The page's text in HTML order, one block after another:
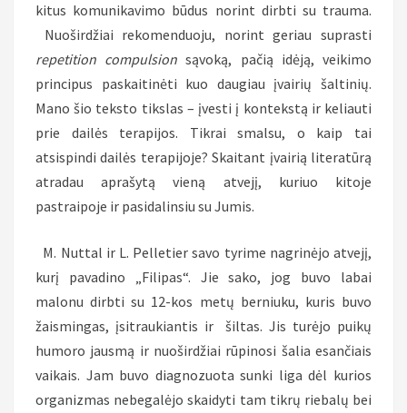
kitus komunikavimo būdus norint dirbti su trauma.
Nuoširdžiai rekomenduoju, norint geriau suprasti
repetition compulsionsąvoką, pačią idėją, veikimo
principus paskaitinėti kuo daugiau įvairių šaltinių.
Mano šio teksto tikslas – įvesti į kontekstą ir keliauti
prie dailės terapijos. Tikrai smalsu, o kaip tai
atsispindi dailės terapijoje? Skaitant įvairią literatūrą
atradau aprašytą vieną atvejį, kuriuo kitoje
pastraipoje ir pasidalinsiu su Jumis.
M. Nuttal ir L. Pelletier savo tyrime nagrinėjo atvejį,
kurį pavadino „Filipas“. Jie sako, jog buvo labai
malonu dirbti su 12-kos metų berniuku, kuris buvo
žaismingas, įsitraukiantis ir šiltas. Jis turėjo puikų
humoro jausmą ir nuoširdžiai rūpinosi šalia esančiais
vaikais. Jam buvo diagnozuota sunki liga dėl kurios
organizmas nebegalėjo skaidyti tam tikrų riebalų bei